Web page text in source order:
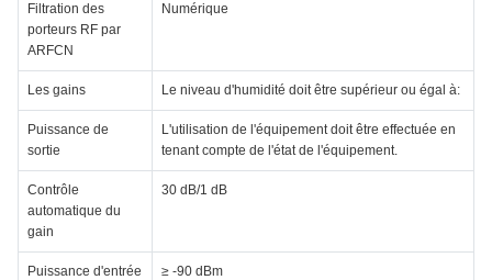
Filtration des
porteurs RF par
ARFCN
Numérique
Les gains Le niveau d'humidité doit être supérieur ou égal à:
Puissance de
sortie
L'utilisation de l'équipement doit être effectuée en
tenant compte de l'état de l'équipement.
Contrôle
automatique du
gain
30 dB/1 dB
Puissance d'entrée
≥ -90 dBm